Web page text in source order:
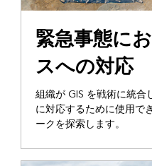
緊急事態に
スへの対応
組織が GIS を戦術に統
に対応するために使用で
ークを探索します。